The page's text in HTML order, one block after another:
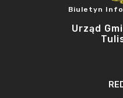
Biuletyn
Urząd